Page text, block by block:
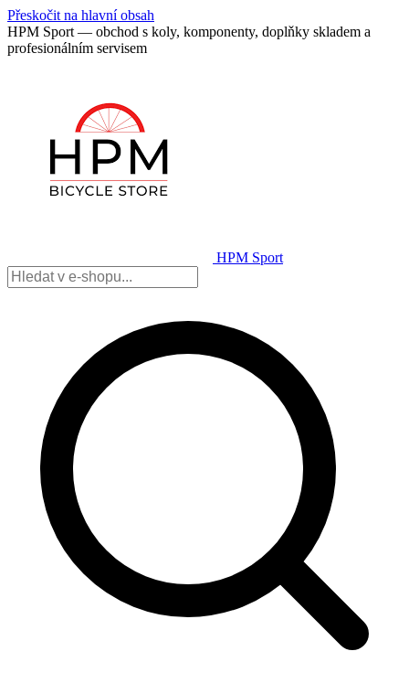
Přeskočit na hlavní obsah
HPM Sport — obchod s koly, komponenty, doplňky skladem a
profesionálním servisem
HPM Sport